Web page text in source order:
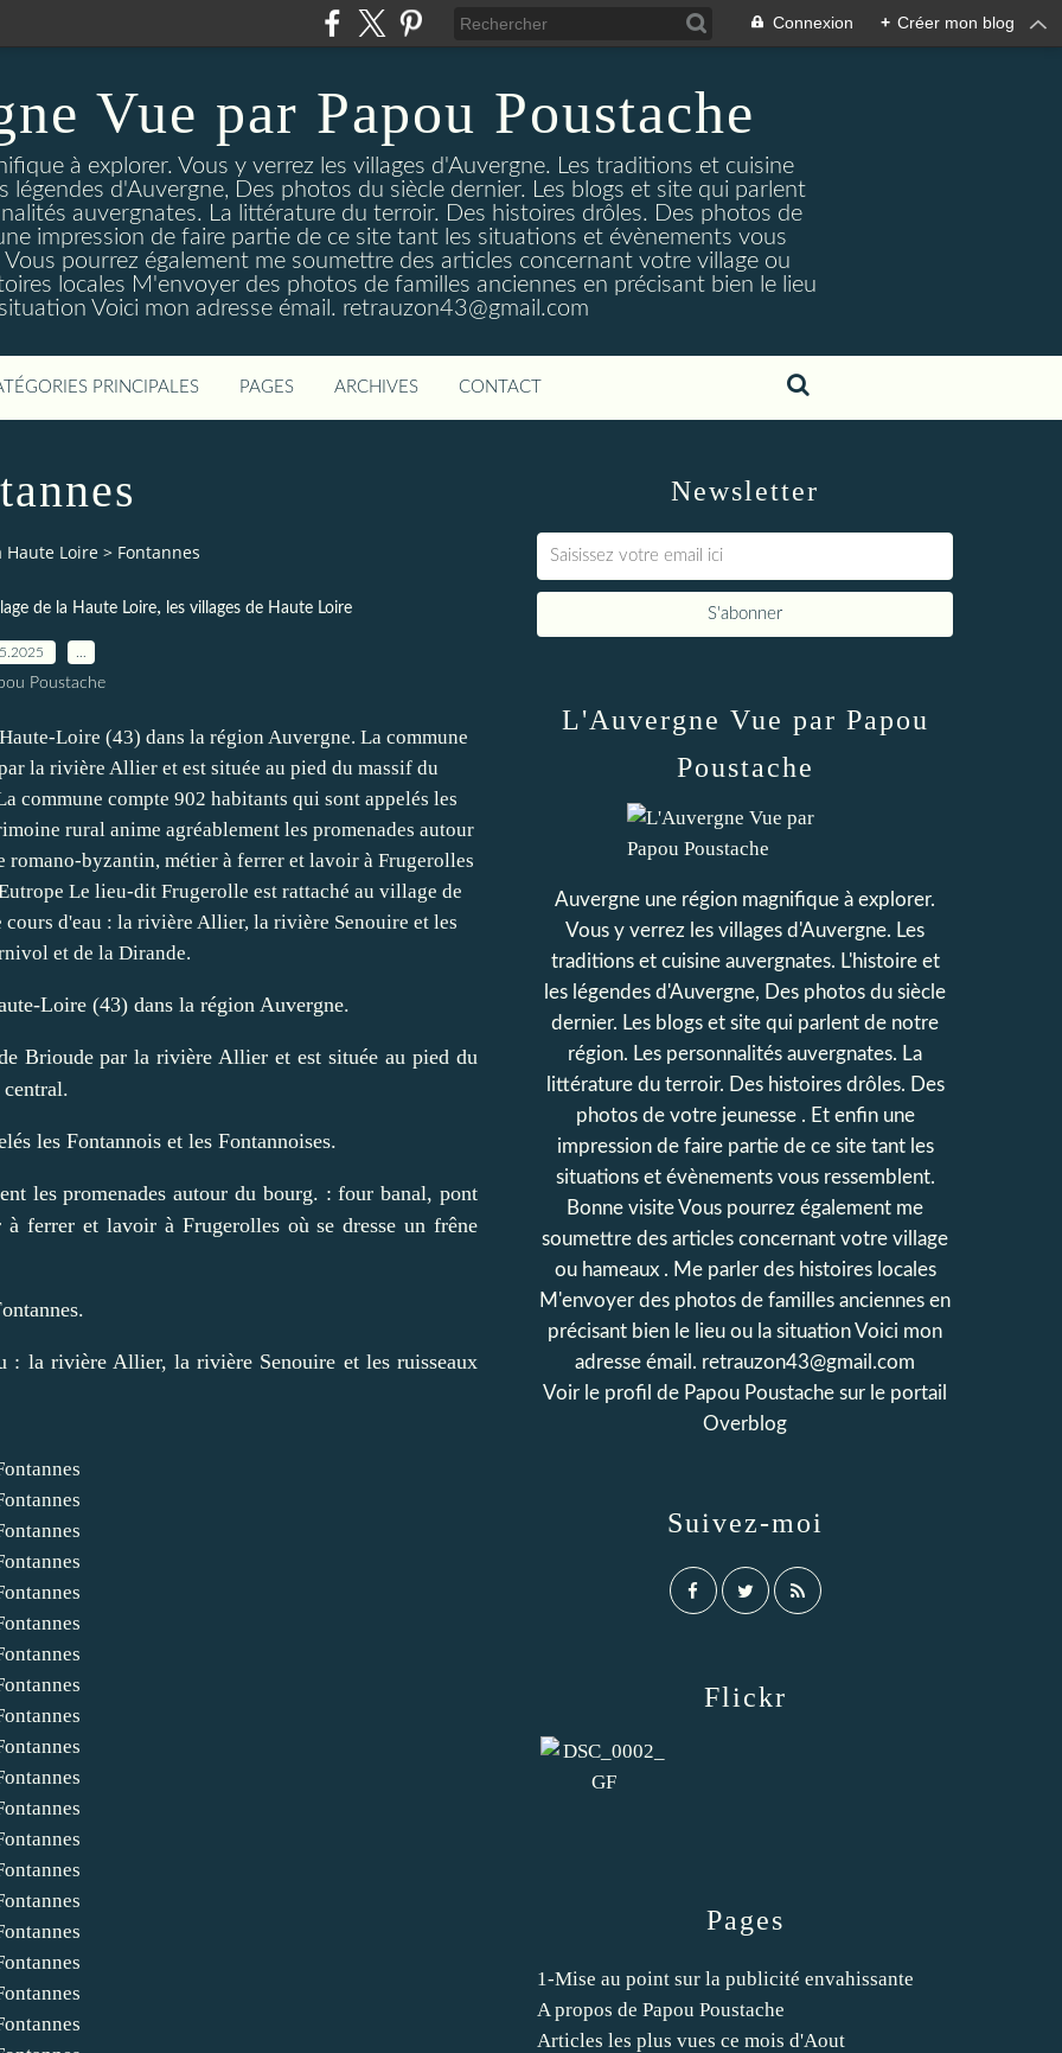
Connexion + Créer mon blog
Vue par Papou Poustache
à explorer. Vous y verrez les villages d'Auvergne. Les traditions et cuisine
légendes d'Auvergne, Des photos du siècle dernier. Les blogs et site qui parlent
auvergnates. La littérature du terroir. Des histoires drôles. Des photos de
impression de faire partie de ce site tant les situations et évènements vous
pourrez également me soumettre des articles concernant votre village ou
locales M'envoyer des photos de familles anciennes en précisant bien le lieu
Voici mon adresse émail. retrauzon43@gmail.com
PRINCIPALES PAGES ARCHIVES CONTACT
Haute Loire > Fontannes
de la Haute Loire, les villages de Haute Loire
Poustache
Loire (43) dans la région Auvergne.
Brioude par la rivière Allier et est située au pied du
les Fontannois et les Fontannoises.
les promenades autour du bourg. : four banal, pont
ferrer et lavoir à Frugerolles où se dresse un frêne
: la rivière Allier, la rivière Senouire et les ruisseaux
Newsletter
Pages
1-Mise au point sur la publicité envahissante
A propos de Papou Poustache
Articles les plus vues ce mois d'Aout
L'Auvergne Vue par Papou
Poustache
Auvergne une région magnifique à explorer.
Vous y verrez les villages d'Auvergne. Les
traditions et cuisine auvergnates. L'histoire et
les légendes d'Auvergne, Des photos du siècle
dernier. Les blogs et site qui parlent de notre
région. Les personnalités auvergnates. La
littérature du terroir. Des histoires drôles. Des
photos de votre jeunesse . Et enfin une
impression de faire partie de ce site tant les
situations et évènements vous ressemblent.
Bonne visite Vous pourrez également me
soumettre des articles concernant votre village
ou hameaux . Me parler des histoires locales
M'envoyer des photos de familles anciennes en
précisant bien le lieu ou la situation Voici mon
adresse émail. retrauzon43@gmail.com
Voir le profil de Papou Poustache sur le portail
Overblog
Suivez-moi
Flickr